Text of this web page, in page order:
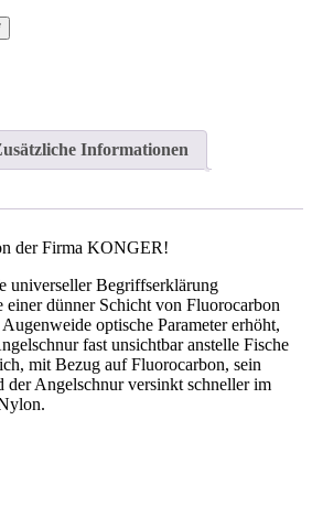
Informationen
der Firma KONGER!
universeller Begriffserklärung
dünner Schicht von Fluorocarbon
optische Parameter erhöht,
fast unsichtbar anstelle Fische
mit Bezug auf Fluorocarbon, sein
der Angelschnur versinkt schneller im